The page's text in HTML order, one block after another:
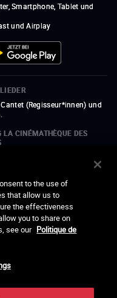
Smartphone, Tablet und
und Airplay
(Regisseur*innen) und
CINÉMATHÈQUE DES
(Repräsentant der
(Repräsentant der SRF)
VEREINIGUNG LA
to the use of
that allow us to
the effectiveness
you to share on
see our Politique de